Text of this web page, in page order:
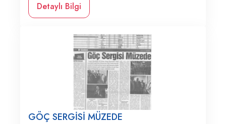
Detaylı Bilgi
GÖÇ SERGİSİ MÜZEDE